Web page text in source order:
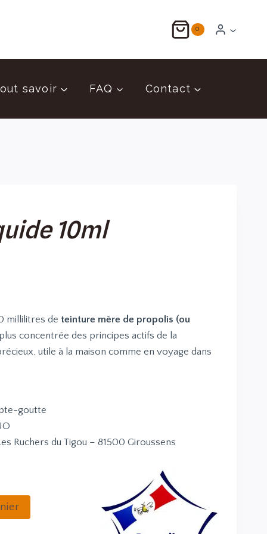
0
savoir FAQ Contact
10ml
millilitres de teinture mère de propolis (ou
concentrée des principes actifs de la
utile à la maison comme en voyage dans
goutte
Ruchers du Tigou – 81500 Giroussens